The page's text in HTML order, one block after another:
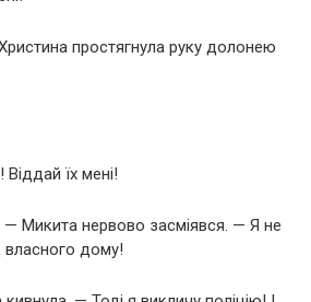
простягнула руку долонею
їх мені!
— Микита нервово засміявся. — Я не
власного дому!